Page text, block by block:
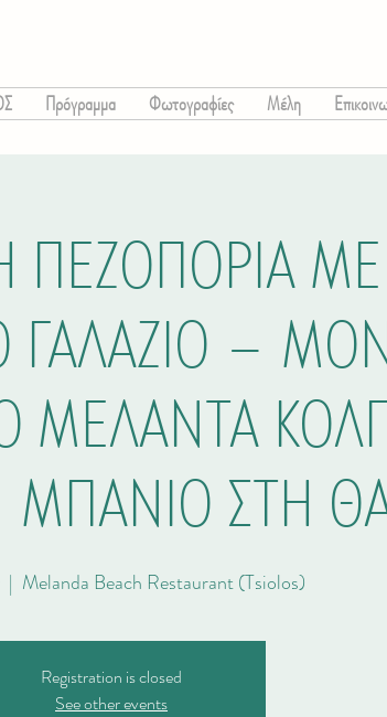
Πρόγραμμα Φωτογραφίες Μέλη
ΠΕΖΟΠΟΡΙΑ
–
ΜΕΛΑΝΤΑ
ΜΠΑΝΙΟ ΣΤΗ
  |
Melanda Beach Restaurant (Tsiolos)
Registration is closed
See other events